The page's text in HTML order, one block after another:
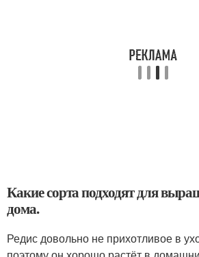
Какие сорта подходят для
дома.
Редис довольно не прихотливое в